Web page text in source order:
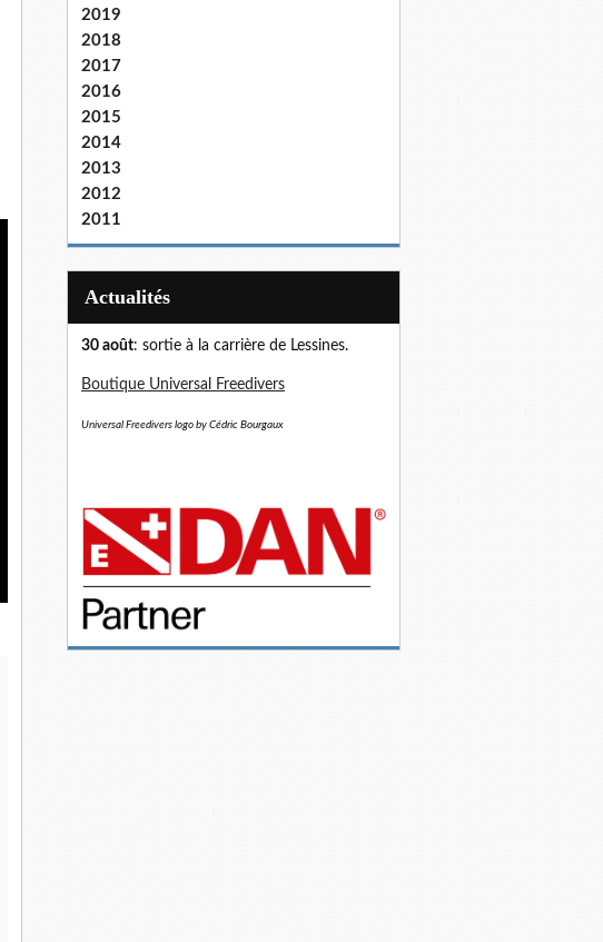
2019
2018
2017
2016
2015
2014
2013
2012
2011
Actualités
30 août: sortie à la carrière de Lessines.
Boutique Universal Freedivers
Universal Freedivers logo by Cédric Bourgaux